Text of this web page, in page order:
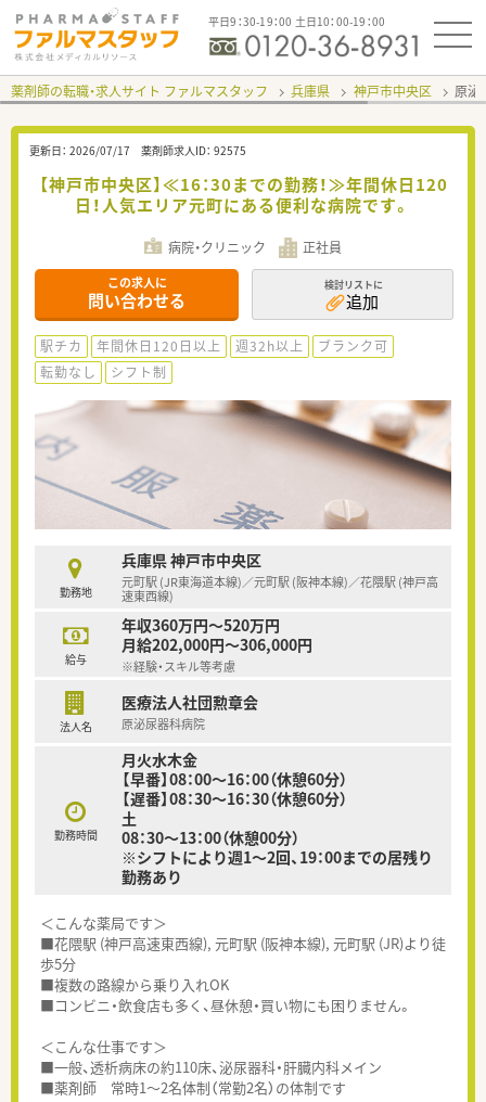
平日9：30-19：00 土日10：00-19：00
薬剤師の転職・求人サイト ファルマスタッフ 兵庫県 神戸市中央区 原泌
更新日： 2026/07/17 薬剤師求人ID： 92575
【神戸市中央区】≪16：30までの勤務！≫年間休日120
日！人気エリア元町にある便利な病院です。
病院・クリニック 正社員
この求人に
問い合わせる
検討リストに
追加
駅チカ 年間休日120日以上 週32h以上
ブランク可
転勤なし
シフト制
勤務地
兵庫県 神戸市中央区
元町駅 (JR東海道本線)／元町駅 (阪神本線)／花隈駅 (神戸高
速東西線)
給与
年収360万円～520万円
月給202,000円～306,000円
※経験・スキル等考慮
法人名
医療法人社団勲章会
原泌尿器科病院
勤務時間
月火水木金
【早番】08：00～16：00（休憩60分）
【遅番】08：30～16：30（休憩60分）
土
08：30～13：00（休憩00分）
※シフトにより週1～2回、19：00までの居残り
勤務あり
＜こんな薬局です＞
■花隈駅 (神戸高速東西線), 元町駅 (阪神本線), 元町駅 (JR)より徒
歩5分
■複数の路線から乗り入れOK
■コンビニ・飲食店も多く、昼休憩・買い物にも困りません。
＜こんな仕事です＞
■一般、透析病床の約110床、泌尿器科・肝臓内科メイン
■薬剤師 常時1～2名体制（常勤2名）の体制です